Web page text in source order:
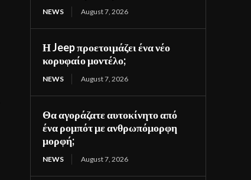
NEWS August 7, 2026
Η Jeep προετοιμάζει ένα νέο
κορυφαίο μοντέλο;
NEWS August 7, 2026
Θα αγοράζατε αυτοκίνητο από
ένα ρομπότ με ανθρωπόμορφη
μορφή;
NEWS August 7, 2026